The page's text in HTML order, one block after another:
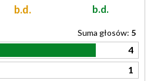
b.d. b.d.
Suma głosów: 5
4
1